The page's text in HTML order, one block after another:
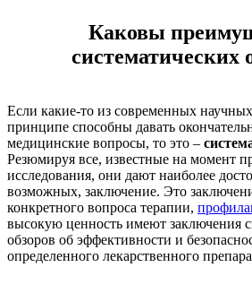
Каковы
систематических
Если какие-то из современных
принципе способны давать
медицинские вопросы, то это –
Резюмируя все, известные на момент
исследования, они дают наиболее
возможных, заключение. Это
конкретного вопроса терапии,
высокую ценность имеют заключения
обзоров об эффективности и
определенного лекарственного